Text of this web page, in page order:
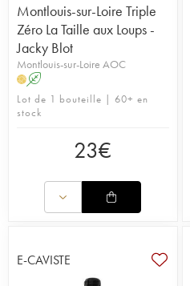
Montlouis-sur-Loire Triple
Zéro La Taille aux Loups -
Jacky Blot
Montlouis-sur-Loire AOC
H A
Lot de 1 bouteille | 60+ en
stock
23€
E-CAVISTE